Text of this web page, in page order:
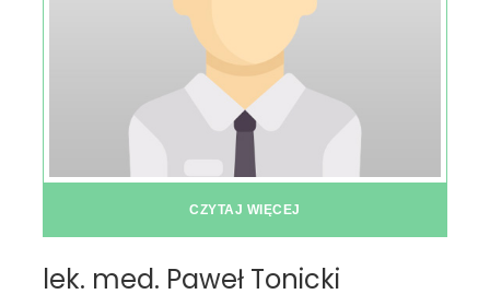
CZYTAJ WIĘCEJ
lek. med. Paweł Tonicki